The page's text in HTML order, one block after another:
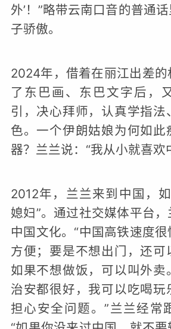
外’！”略带云南口音的普通
子骄傲。
2024年，借着在丽江出差的
了东巴画、东巴文字后，
引，决心拜师，认真学指法
色。一个伊朗姑娘为何如此
器？兰兰说：“我从小就喜欢
2012年，兰兰来到中国，
媳妇”。通过社交媒体平台
中国文化。“中国高铁速度
方便；要是不想出门，还可
如果不想做饭，可以叫外卖
治安都很好，我可以吃喝玩
担心安全问题。”兰兰经常